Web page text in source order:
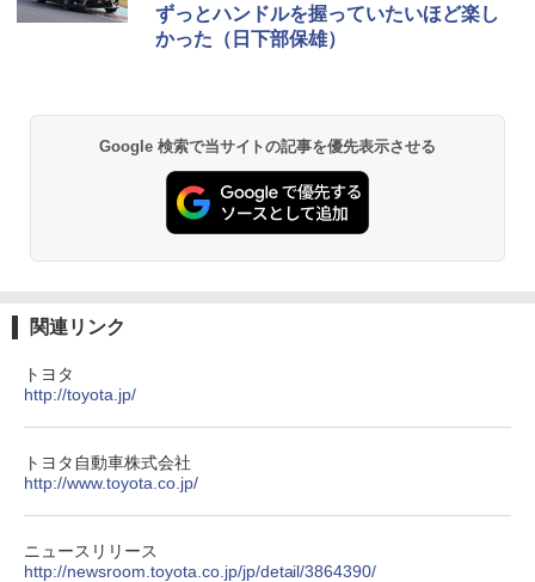
ずっとハンドルを握っていたいほど楽し
かった（日下部保雄）
Google 検索で当サイトの記事を優先表示させる
関連リンク
トヨタ
http://toyota.jp/
トヨタ自動車株式会社
http://www.toyota.co.jp/
ニュースリリース
http://newsroom.toyota.co.jp/jp/detail/3864390/